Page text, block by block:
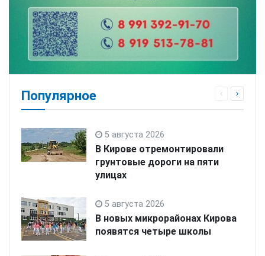
Популярное
5 августа 2026
В Кирове отремонтировали
грунтовые дороги на пяти
улицах
5 августа 2026
В новых микрорайонах Кирова
появятся четыре школы